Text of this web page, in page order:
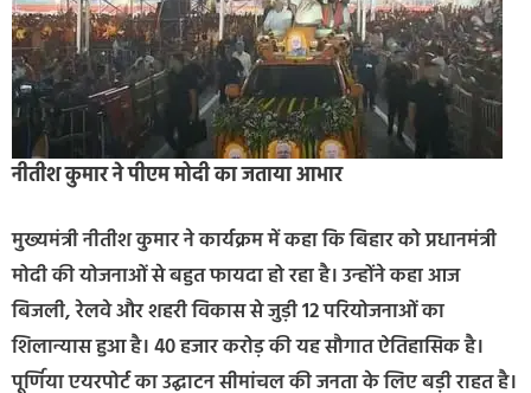
नीतीश कुमार ने पीएम मोदी का जताया आभार
मुख्यमंत्री नीतीश कुमार ने कार्यक्रम में कहा कि बिहार को प्रधानमंत्री
मोदी की योजनाओं से बहुत फायदा हो रहा है। उन्होंने कहा आज
बिजली, रेलवे और शहरी विकास से जुड़ी 12 परियोजनाओं का
शिलान्यास हुआ है। 40 हजार करोड़ की यह सौगात ऐतिहासिक है।
पूर्णिया एयरपोर्ट का उद्घाटन सीमांचल की जनता के लिए बड़ी राहत है।